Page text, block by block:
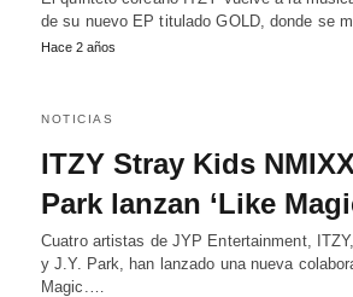
de su nuevo EP titulado GOLD, donde se
Hace 2 años
NOTICIAS
ITZY Stray Kids
Park lanzan ‘Like
Cuatro artistas de JYP Entertainment,
y J.Y. Park, han lanzado una nueva
Magic.…